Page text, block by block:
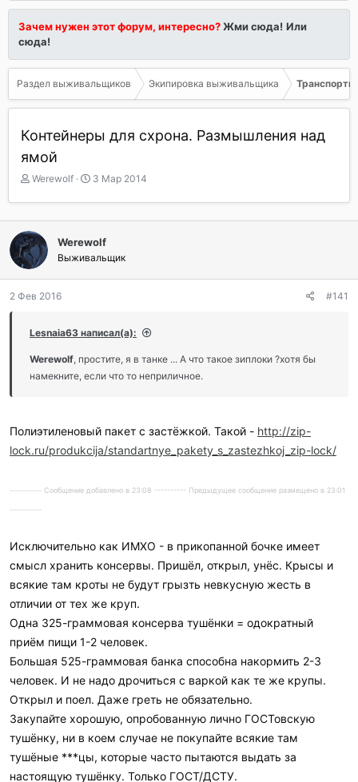
Зачем нужен этот форум, интересно?Жми сюда! Или
сюда!
Раздел выживальщиков Экипировка выживальщика
Контейнеры для схрона. Размышления над
ямой
А
т
о
р
т
е
м
ы
Werewolf
Д
т
а
а
ч
а
3 Мар 2014
Werewolf
Выживальщик
2 Фев 2016 #141
Lesnaia63 написал(а):
Werewolf, простите, я в танке ... А что такое зиплоки ?хотя бы
намекните, если что то неприличное.
Полиэтиленовый пакет с застёжкой. Такой - http://zip-
lock.ru/produkcija/standartnye_pakety_s_zastezhkoj_zip-lock/
---------- Сообщение добавлено в 23:08 ---------- Предыдущее сообщение размещено в 23:01
----------
Исключительно как ИМХО - в прикопанной бочке имеет
смысл хранить консервы. Пришёл, открыл, унёс. Крысы и
всякие там кроты не будут грызть невкусную жесть в
отличии от тех же круп.
Одна 325-граммовая консерва тушёнки = одократный
приём пищи 1-2 человек.
Большая 525-граммовая банка способна накормить 2-3
человек. И не надо дрочиться с варкой как те же крупы.
Открыл и поел. Даже греть не обязательно.
Закупайте хорошую, опробованную лично ГОСТовскую
тушёнку, ни в коем случае не покупайте всякие там
тушёные ***цы, которые часто пытаются выдать за
настоящую тушёнку. Только ГОСТ/ДСТУ.